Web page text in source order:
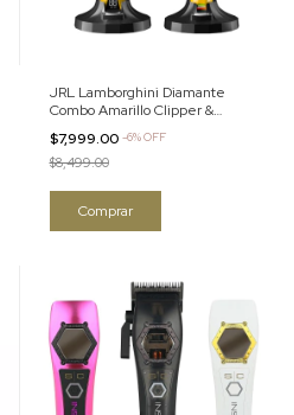
JRL Lamborghini Diamante
Combo Amarillo Clipper &
$7,999.00 -6%OFF
$8,499.00